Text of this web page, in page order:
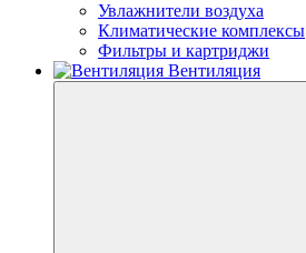
Увлажнители воздуха
Климатические комплексы
Фильтры и картриджи
Вентиляция